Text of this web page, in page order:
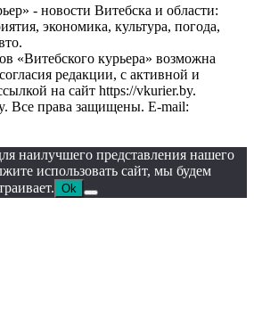
- новости Витебска и области:
экономика, культура, погода,
«Витебского курьера» возможна
редакции, с активной и
на сайт https://vkurier.by.
Все права защищены. E-mail:
наилучшего представления нашего
использовать сайт, мы будем
Ok